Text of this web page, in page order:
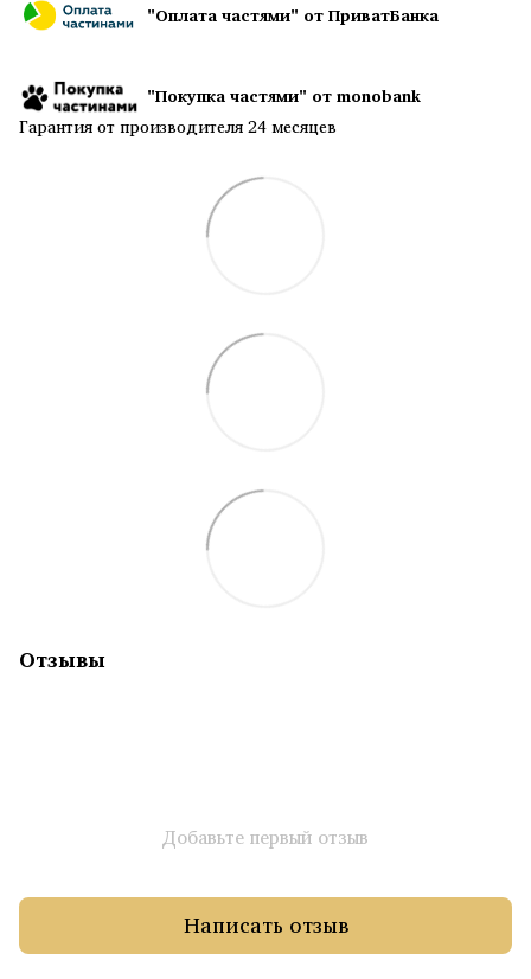
"Оплата частями" от ПриватБанка
"Покупка частями" от monobank
Гарантия от производителя 24 месяцев
Отзывы
Добавьте первый отзыв
Написать отзыв